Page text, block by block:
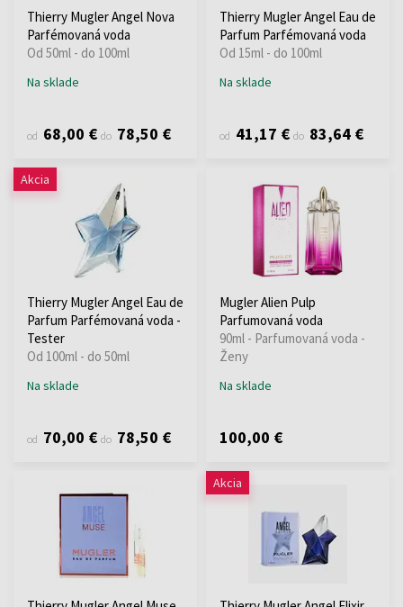
Thierry Mugler Angel Nova
Parfémovaná voda
Od 50ml - do 100ml
Na sklade
od 68,00 € do 78,50 €
Thierry Mugler Angel Eau de
Parfum Parfémovaná voda
Od 15ml - do 100ml
Na sklade
od 41,17 € do 83,64 €
Akcia
Thierry Mugler Angel Eau de
Parfum Parfémovaná voda -
Tester
Od 100ml - do 50ml
Na sklade
od 70,00 € do 78,50 €
Mugler Alien Pulp
Parfumovaná voda
90ml - Parfumovaná voda -
Ženy
Na sklade
100,00 €
Akcia